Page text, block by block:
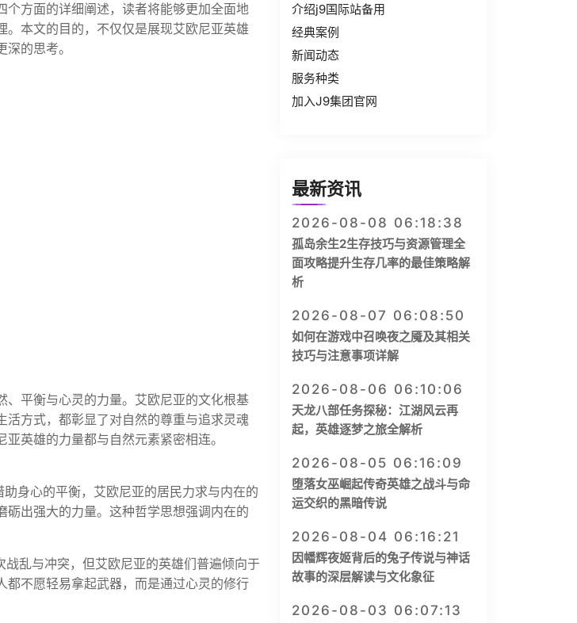
方面的详细阐述，读者将能够更加全面地
本文的目的，不仅仅是展现艾欧尼亚英雄
的思考。
平衡与心灵的力量。艾欧尼亚的文化根基
方式，都彰显了对自然的尊重与追求灵魂
英雄的力量都与自然元素紧密相连。
身心的平衡，艾欧尼亚的居民力求与内在的
出强大的力量。这种哲学思想强调内在的
乱与冲突，但艾欧尼亚的英雄们普遍倾向于
不愿轻易拿起武器，而是通过心灵的修行
介绍j9国际站备用
经典案例
新闻动态
服务种类
加入J9集团官网
最新资讯
2026-08-08 06:18:38
孤岛余生2生存技巧与资源管理全
面攻略提升生存几率的最佳策略解
析
2026-08-07 06:08:50
如何在游戏中召唤夜之魇及其相关
技巧与注意事项详解
2026-08-06 06:10:06
天龙八部任务探秘：江湖风云再
起，英雄逐梦之旅全解析
2026-08-05 06:16:09
堕落女巫崛起传奇英雄之战斗与命
运交织的黑暗传说
2026-08-04 06:16:21
因幡辉夜姬背后的兔子传说与神话
故事的深层解读与文化象征
2026-08-03 06:07:13